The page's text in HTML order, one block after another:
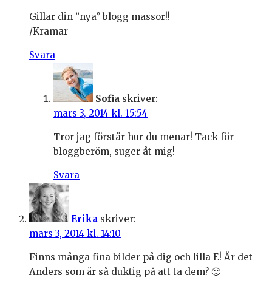
Gillar din ”nya” blogg massor!!
/Kramar
Svara
Sofia skriver:
mars 3, 2014 kl. 15:54
Tror jag förstår hur du menar! Tack för
bloggberöm, suger åt mig!
Svara
Erika skriver:
mars 3, 2014 kl. 14:10
Finns många fina bilder på dig och lilla E! Är det
Anders som är så duktig på att ta dem? 🙂